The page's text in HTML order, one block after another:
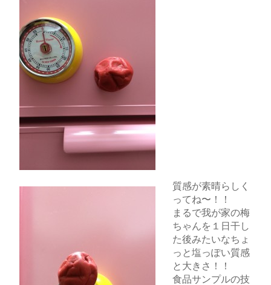
質感が素晴らしく
ってね〜！！
まるで我が家の梅
ちゃんを１日干し
た後みたいなちょ
っと塩っぽい質感
と大きさ！！
食品サンプルの技